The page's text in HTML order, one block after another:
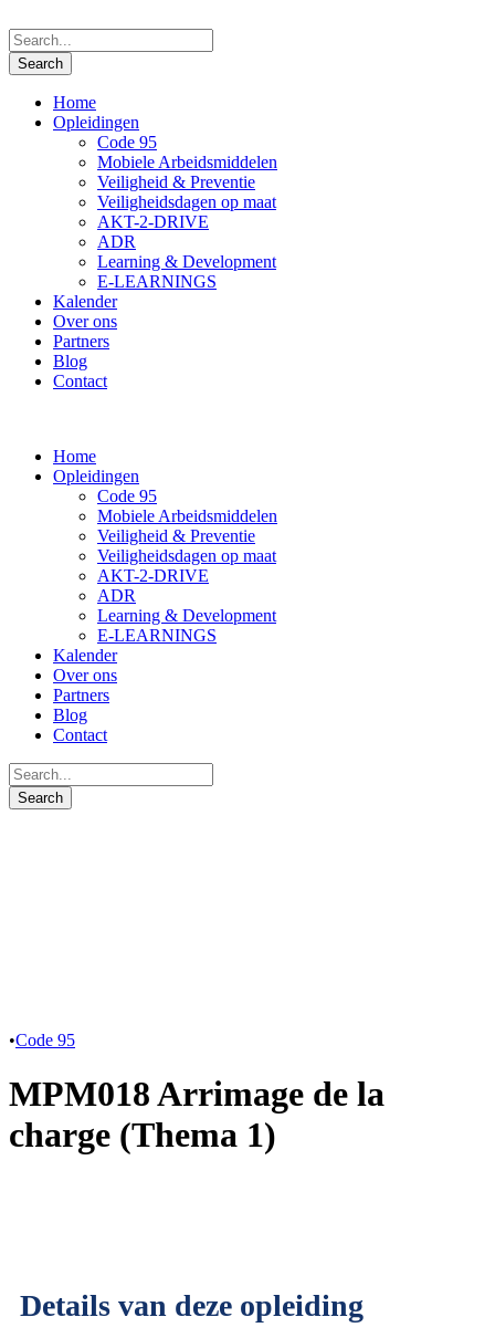
Home
Opleidingen
Code 95
Mobiele Arbeidsmiddelen
Veiligheid & Preventie
Veiligheidsdagen op maat
AKT-2-DRIVE
ADR
Learning & Development
E-LEARNINGS
Kalender
Over ons
Partners
Blog
Contact
Home
Opleidingen
Code 95
Mobiele Arbeidsmiddelen
Veiligheid & Preventie
Veiligheidsdagen op maat
AKT-2-DRIVE
ADR
Learning & Development
E-LEARNINGS
Kalender
Over ons
Partners
Blog
Contact
•Code 95
MPM018 Arrimage de la
charge (Thema 1)
Details van deze opleiding